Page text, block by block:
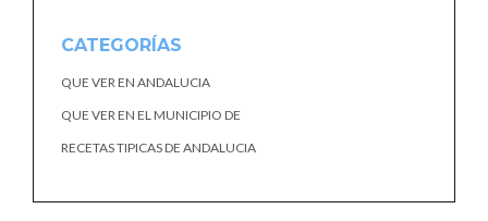
CATEGORÍAS
QUE VER EN ANDALUCIA
QUE VER EN EL MUNICIPIO DE
RECETAS TIPICAS DE ANDALUCIA